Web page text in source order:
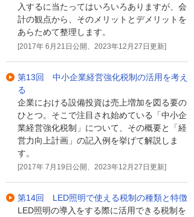
入するに当たってはいろいろありますが、会
計の観点から、そのメリットとデメリットを
あらためて整理します。
[2017年 6月21日公開、2023年12月27日更新]
第13回 中小企業経営強化税制の活用を考え
る
企業における設備投資は売上増加を図る要の
ひとつ。そこで注目され始めている「中小企
業経営強化税制」について、その概要と「経
営力向上計画」の記入例を挙げて解説しま
す。
[2017年 7月19日公開、2023年12月27日更新]
第14回 LED照明で使える税制の種類と特徴
LED照明の導入をする際に活用できる税制を